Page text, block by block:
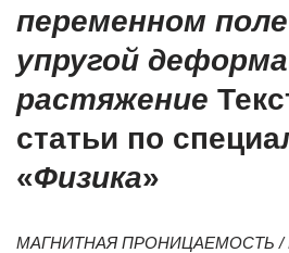
переменном
упругой
растяжение
статьи по
«Физика»
МАГНИТНАЯ ПРОНИЦАЕМОСТЬ /